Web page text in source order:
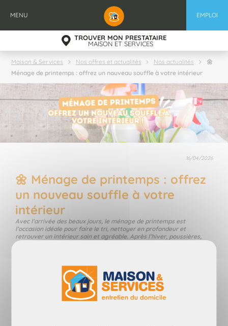
MENU EMPLOI
TROUVER MON PRESTATAIRE
MAISON ET SERVICES
Maison & Services Nos offres et actualités Nos actualités
🌼
Ménage de printemps : offrez un nouveau souffle à votre intérieur
16/04/2026
🌼 Ménage de printemps : offrez
un nouveau souffle à votre
intérieur
Avec l’arrivée des beaux jours, le ménage de printemps est
l’occasion idéale pour faire le tri, nettoyer en profondeur et
retrouver un intérieur sain et agréable. Après l’hiver, poussières,
acariens et désordre s’accumulent : un grand nettoyage permet de
PARTAGER
Facebook